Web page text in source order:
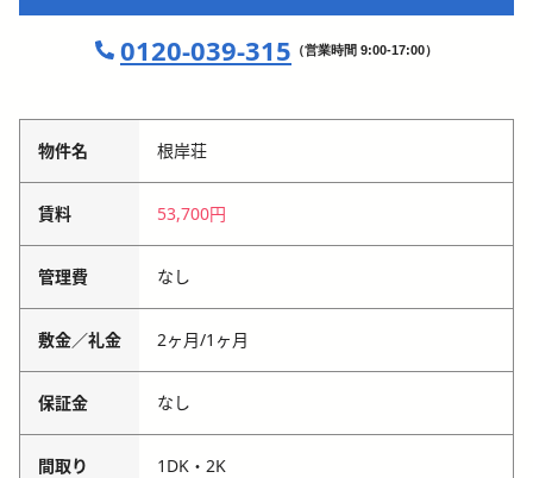
0120-039-315 （営業時間 9:00-17:00）
物件名 根岸荘
賃料 53,700円
管理費 なし
敷金／礼金 2ヶ月/1ヶ月
保証金 なし
間取り 1DK・2K